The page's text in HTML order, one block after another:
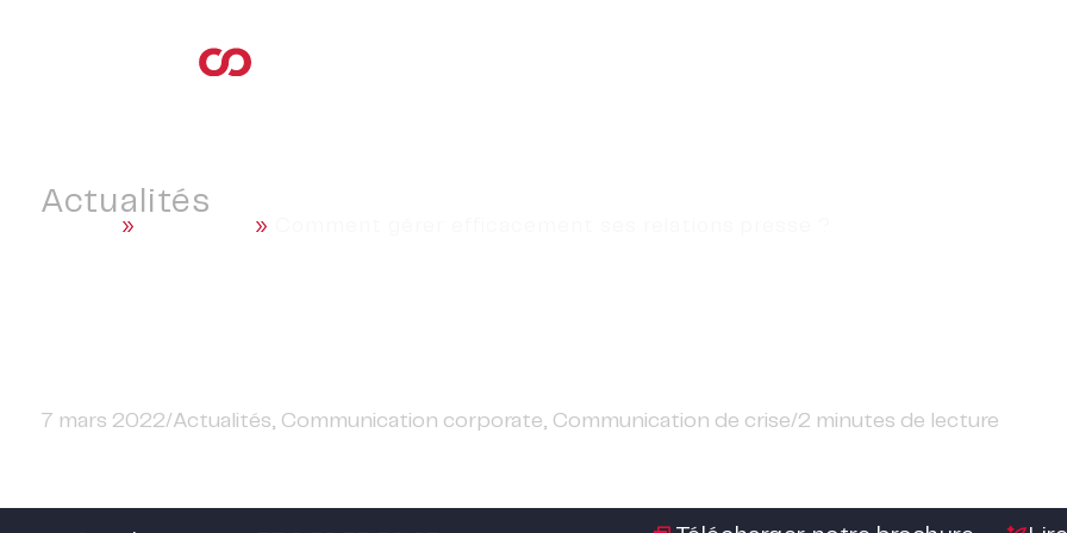
Actualités
» »
7 mars 2022/Actualités, Communication corporate, Communication de crise/2 minutes de lecture